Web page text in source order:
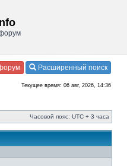
Расширенный поиск
Текущее время: 06 авг, 2026, 14:36
Часовой пояс: UTC + 3 часа